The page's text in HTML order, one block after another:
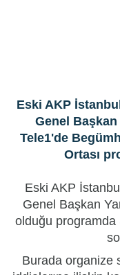
Eski AKP
Genel Başkan
Tele1'de
Ortası
Eski AKP
Genel Başkan
olduğu programda
Burada organize